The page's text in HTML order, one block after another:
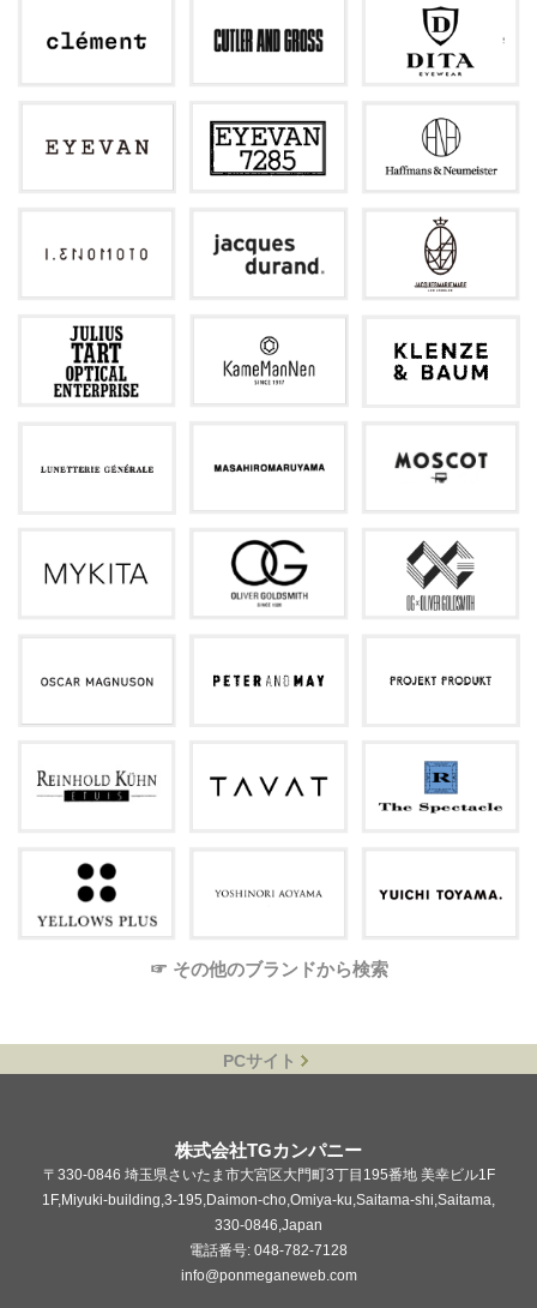
☞ その他のブランドから検索
PCサイト
株式会社TGカンパニー
〒330-0846 埼玉県さいたま市大宮区大門町3丁目195番地 美幸ビル1F
1F,Miyuki-building,3-195,Daimon-cho,Omiya-ku,Saitama-shi,Saitama,
330-0846,Japan
電話番号: 048-782-7128
info@ponmeganeweb.com